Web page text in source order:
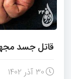
قاتل جسد
30 آذر 1402